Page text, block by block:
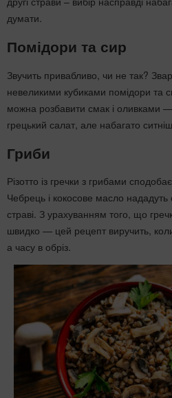
думати.
Помідори та сир
Звучить привабливо, чи не так?
невеликими кубиками помідори та
можна розбавити смак і оливками
грецький салат, але набагато
Гриби
Різотто із гречки з грибами
Чебрець і кокосове масло нададуть
страві. З урахуванням того, що
швидко — цей рецепт виручить,
а часу в обріз.